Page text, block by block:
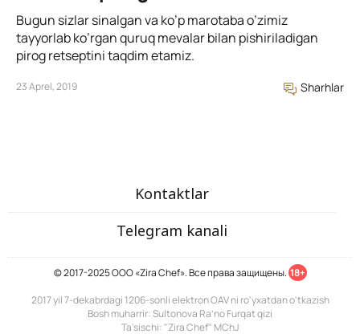
Bugun sizlar sinalgan va ko’p marotaba o’zimiz
tayyorlab ko’rgan quruq mevalar bilan pishiriladigan
pirog retseptini taqdim etamiz.
23 Aprel, 2019 Sharhlar
Kontaktlar
Telegram kanali
© 2017-2025 ООО «Zira Chef». Все права защищены. 18+
2017 yil 7-dekabrdagi 1206-sonli elektron OAV ni ro'yxatdan o'tkazish
Bosh muharrir: Sultonova Ra’no Furqat qizi
Ta'sischi: "Zira Chef" MChJ